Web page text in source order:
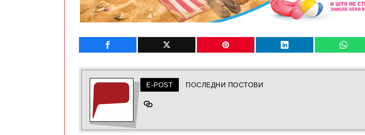
E-POST ПОСЛЕДНИ ПОСТОВИ